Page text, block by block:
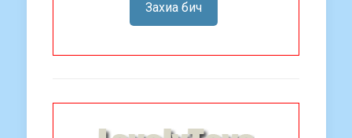
Захиа бич